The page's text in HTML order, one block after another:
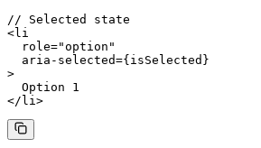
// Selected state
<li
  role
="option"
  aria-selected
={isSelected}
>
  Option 1
</ li >